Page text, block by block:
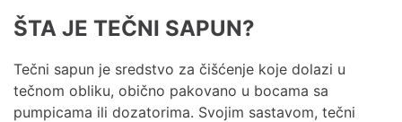
ŠTA JE TEČNI SAPUN?
Tečni sapun je sredstvo za čišćenje koje dolazi u
tečnom obliku, obično pakovano u bocama sa
pumpicama ili dozatorima. Svojim sastavom, tečni